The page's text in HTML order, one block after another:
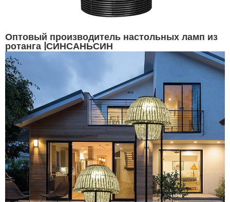
Оптовый производитель настольных ламп из
ротанга |СИНСАНЬСИН